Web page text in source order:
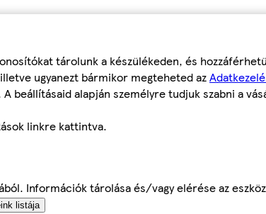
tárolunk a készülékeden, és
ugyanezt bármikor megteheted az
alapján személyre tudjuk szabni a
linkre kattintva.
Információk tárolása és/vagy elérése az
listája